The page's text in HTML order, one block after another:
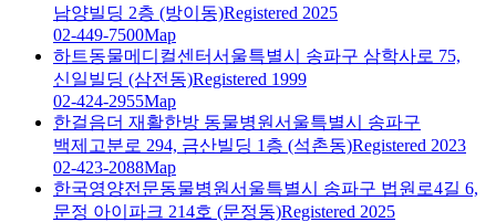
남양빌딩 2층 (방이동)Registered 2025
02-449-7500Map
하트동물메디컬센터서울특별시 송파구 삼학사로 75,
신일빌딩 (삼전동)Registered 1999
02-424-2955Map
한걸음더 재활한방 동물병원서울특별시 송파구
백제고분로 294, 금산빌딩 1층 (석촌동)Registered 2023
02-423-2088Map
한국영양전문동물병원서울특별시 송파구 법원로4길 6,
문정 아이파크 214호 (문정동)Registered 2025